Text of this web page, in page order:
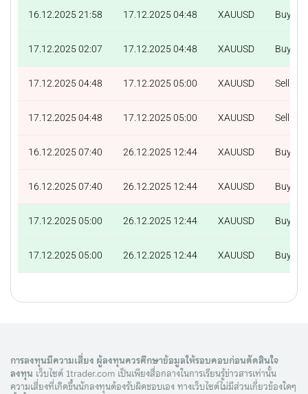
16.12.2025 21:58 17.12.2025 04:48 XAUUSD Buy
17.12.2025 02:07 17.12.2025 04:48 XAUUSD Buy
17.12.2025 04:48 17.12.2025 05:00 XAUUSD Sell
17.12.2025 04:48 17.12.2025 05:00 XAUUSD Sell
16.12.2025 07:40 26.12.2025 12:44 XAUUSD Buy
16.12.2025 07:40 26.12.2025 12:44 XAUUSD Buy
17.12.2025 05:00 26.12.2025 12:44 XAUUSD Buy
17.12.2025 05:00 26.12.2025 12:44 XAUUSD Buy
การลงทุนมีความเสี่ยง ผู้ลงทุนควรศึกษาข้อมูลให้รอบคอบก่อนตัดสินใจ
ลงทุน เว็บไซต์ 1trader.com เป็นเพียงสื่อกลางในการเรียนรู้ข่าวสารเท่านั้น
ความเสี่ยงที่เกิดขึ้นนักลงทุนต้องรับผิดชอบเอง ทางเว็บไซต์ไม่มีส่วนเกี่ยวข้องใดๆ